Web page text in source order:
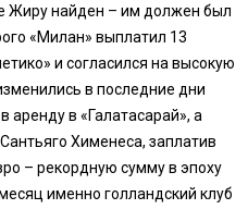
Жиру найден – им должен был
«Милан» выплатил 13
и согласился на высокую
в последние дни
аренду в «Галатасарай», а
Хименеса, заплатив
– рекордную сумму в эпоху
именно голландский клуб